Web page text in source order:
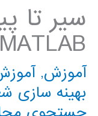
سیر تا
MATLAB
آموزش,
بهینه سازی